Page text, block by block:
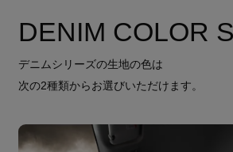
DENIM COLOR
デニムシリーズの生地の色は
次の2種類からお選びいただけます。